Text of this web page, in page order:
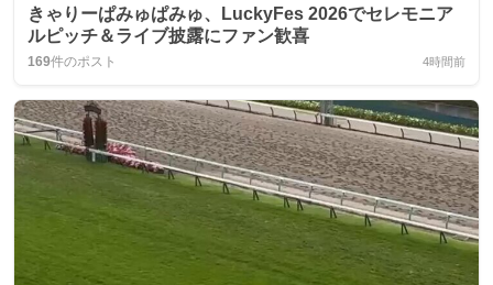
きゃりーぱみゅぱみゅ、LuckyFes 2026でセレモニア
ルピッチ＆ライブ披露にファン歓喜
169件のポスト 4時間前